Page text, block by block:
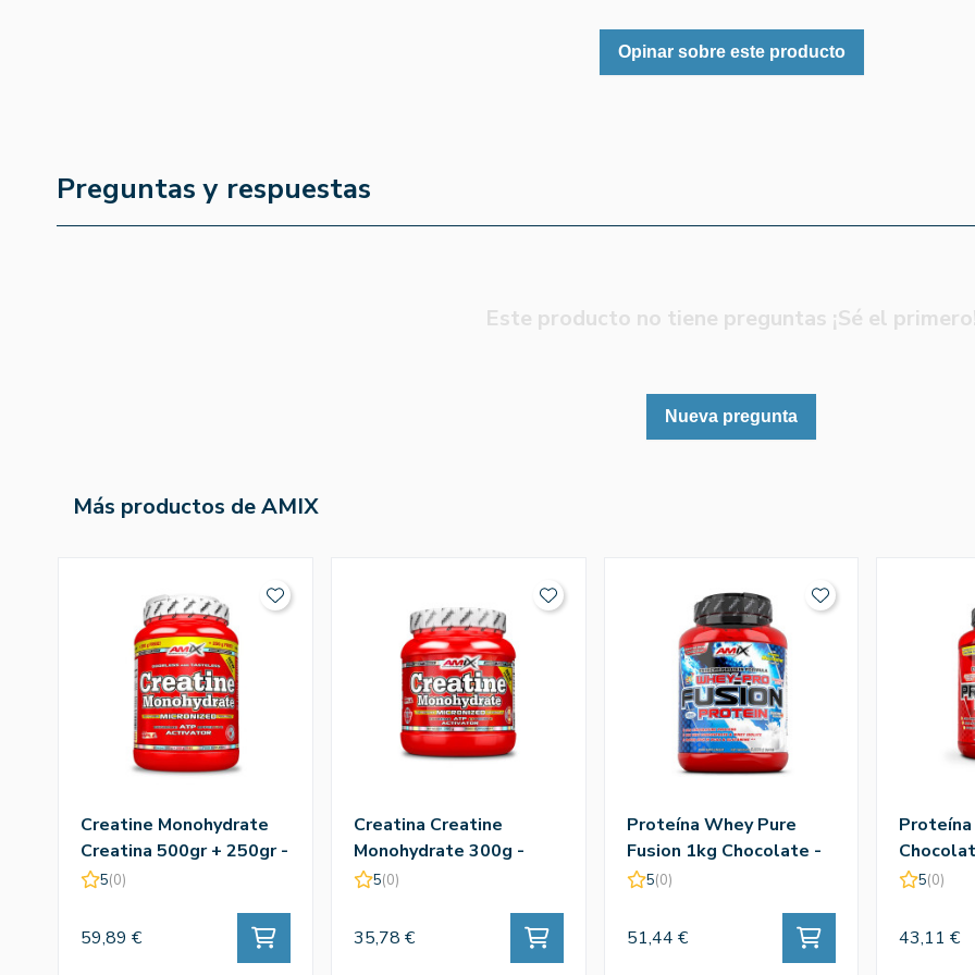
Opinar sobre este producto
Preguntas y respuestas
Este producto no tiene preguntas ¡Sé el
Nueva pregunta
Más productos de AMIX
Creatine Monohydrate
Creatina 500gr + 250gr -
Amix
5(0)
59,89 €
Creatina Creatine
Monohydrate 300g -
Amix
5(0)
35,78 €
Proteína Whey Pure
Fusion 1kg Chocolate -
Amix
5(0)
51,44 €
5(0)
43,11 €